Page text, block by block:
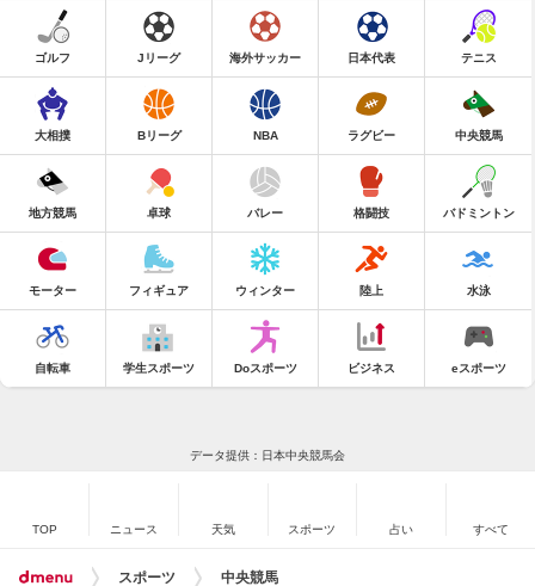
ゴルフ Jリーグ 海外サッカー 日本代表 テニス
大相撲 Bリーグ NBA ラグビー 中央競馬
地方競馬 卓球 バレー 格闘技 バドミントン
モーター フィギュア ウィンター 陸上 水泳
自転車 学生スポーツ Doスポーツ ビジネス eスポーツ
データ提供：日本中央競馬会
TOP ニュース 天気 スポーツ 占い すべて
スポーツ 中央競馬